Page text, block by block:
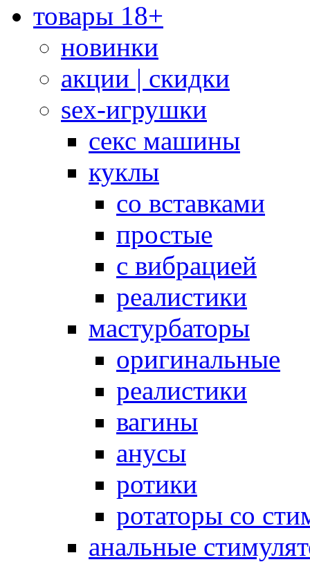
товары 18+
новинки
акции | скидки
sex-игрушки
секс машины
куклы
со вставками
простые
с вибрацией
реалистики
мастурбаторы
оригинальные
реалистики
вагины
анусы
ротики
ротаторы со
анальные